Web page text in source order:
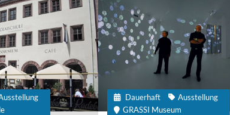
Dauerhaft
Ausstellung
GRASSI Museum